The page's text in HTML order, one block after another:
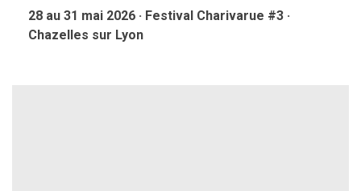
28 au 31 mai 2026 · Festival Charivarue #3 ·
Chazelles sur Lyon